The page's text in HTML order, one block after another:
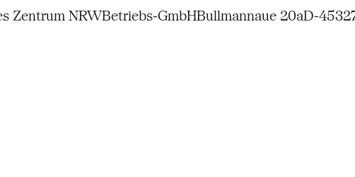
Zentrum NRWBetriebs-GmbHBullmannaue 20aD-